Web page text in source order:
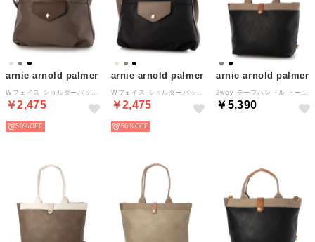
arnie arnold palmer
￥2,475
50%
arnie arnold palmer
￥2,475
50%
arnie arnold palmer
￥5,390